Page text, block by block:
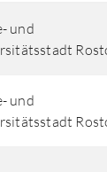
und
und